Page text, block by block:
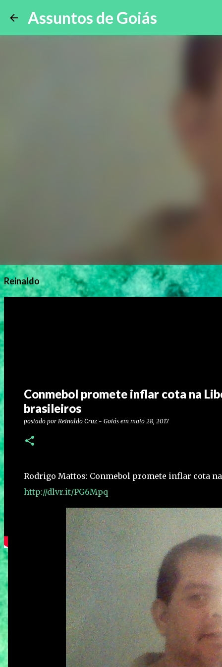
Assuntos de Goiás
Reinaldo
Conmebol promete inflar cota na
brasileiros
postado por Reinaldo Cruz - Goiás em maio 28, 2017
Rodrigo Mattos: Conmebol promete inflar cota
http://dlvr.it/PG6Mpq